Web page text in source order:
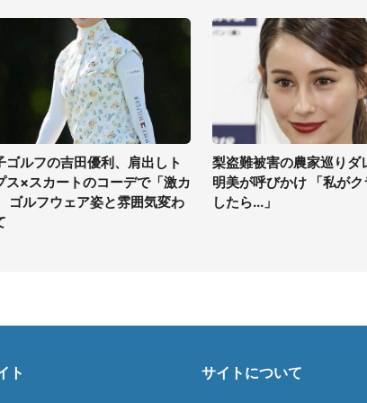
ゴルフの吉田優利、肩出しト
ス×スカートのコーデで「激カ
ゴルフウェア姿と雰囲気変わ
梨盗難被害の農家巡りダ
明美が呼びかけ 「私が
したら...」
ト サイトについて